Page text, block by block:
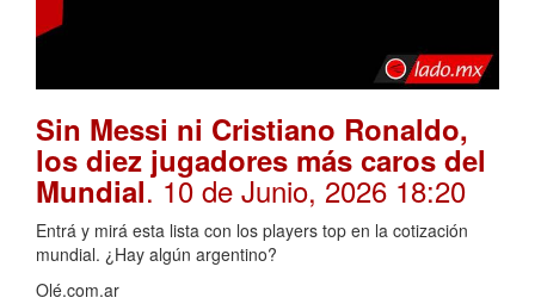
Sin Messi ni Cristiano Ronaldo,
los diez jugadores más caros del
Mundial. 10 de Junio, 2026 18:20
Entrá y mirá esta lista con los players top en la cotización
mundial. ¿Hay algún argentino?
Olé.com.ar